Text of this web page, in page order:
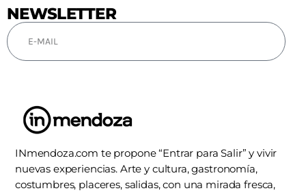
NEWSLETTER
INmendoza.com te propone “Entrar para Salir” y vivir
nuevas experiencias. Arte y cultura, gastronomía,
costumbres, placeres, salidas, con una mirada fresca,